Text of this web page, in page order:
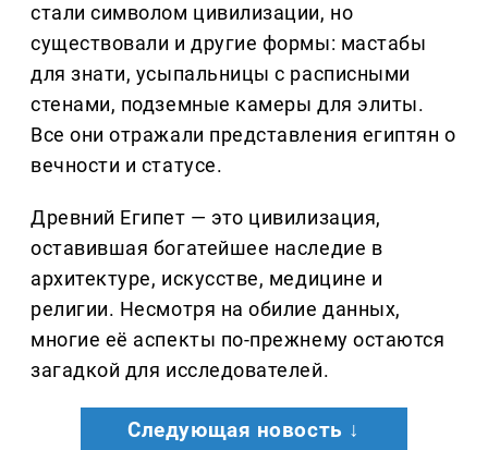
стали символом цивилизации, но
существовали и другие формы: мастабы
для знати, усыпальницы с расписными
стенами, подземные камеры для элиты.
Все они отражали представления египтян о
вечности и статусе.
Древний Египет — это цивилизация,
оставившая богатейшее наследие в
архитектуре, искусстве, медицине и
религии. Несмотря на обилие данных,
многие её аспекты по-прежнему остаются
загадкой для исследователей.
Следующая новость ↓